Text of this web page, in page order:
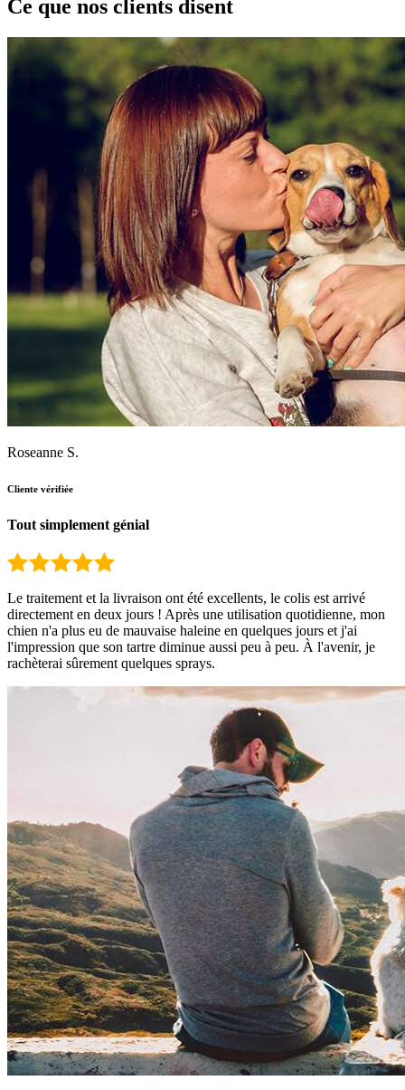
Ce que nos clients disent
Roseanne S.
Cliente vérifiée
Tout simplement génial
Le traitement et la livraison ont été excellents, le colis est arrivé
directement en deux jours ! Après une utilisation quotidienne, mon
chien n'a plus eu de mauvaise haleine en quelques jours et j'ai
l'impression que son tartre diminue aussi peu à peu. À l'avenir, je
rachèterai sûrement quelques sprays.